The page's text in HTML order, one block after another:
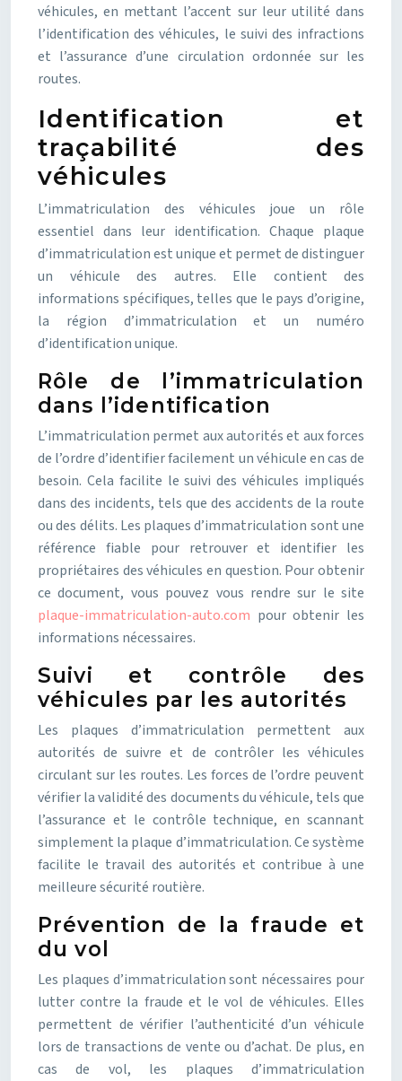
véhicules, en mettant l’accent sur leur utilité dans
l’identification des véhicules, le suivi des infractions
et l’assurance d’une circulation ordonnée sur les
routes.
Identification et
traçabilité des
véhicules
L’immatriculation des véhicules joue un rôle
essentiel dans leur identification. Chaque plaque
d’immatriculation est unique et permet de distinguer
un véhicule des autres. Elle contient des
informations spécifiques, telles que le pays d’origine,
la région d’immatriculation et un numéro
d’identification unique.
Rôle de l’immatriculation
dans l’identification
L’immatriculation permet aux autorités et aux forces
de l’ordre d’identifier facilement un véhicule en cas de
besoin. Cela facilite le suivi des véhicules impliqués
dans des incidents, tels que des accidents de la route
ou des délits. Les plaques d’immatriculation sont une
référence fiable pour retrouver et identifier les
propriétaires des véhicules en question. Pour obtenir
ce document, vous pouvez vous rendre sur le site
plaque-immatriculation-auto.com pour obtenir les
informations nécessaires.
Suivi et contrôle des
véhicules par les autorités
Les plaques d’immatriculation permettent aux
autorités de suivre et de contrôler les véhicules
circulant sur les routes. Les forces de l’ordre peuvent
vérifier la validité des documents du véhicule, tels que
l’assurance et le contrôle technique, en scannant
simplement la plaque d’immatriculation. Ce système
facilite le travail des autorités et contribue à une
meilleure sécurité routière.
Prévention de la fraude et
du vol
Les plaques d’immatriculation sont nécessaires pour
lutter contre la fraude et le vol de véhicules. Elles
permettent de vérifier l’authenticité d’un véhicule
lors de transactions de vente ou d’achat. De plus, en
cas de vol, les plaques d’immatriculation